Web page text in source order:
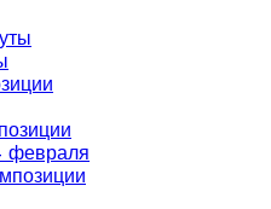
февраля